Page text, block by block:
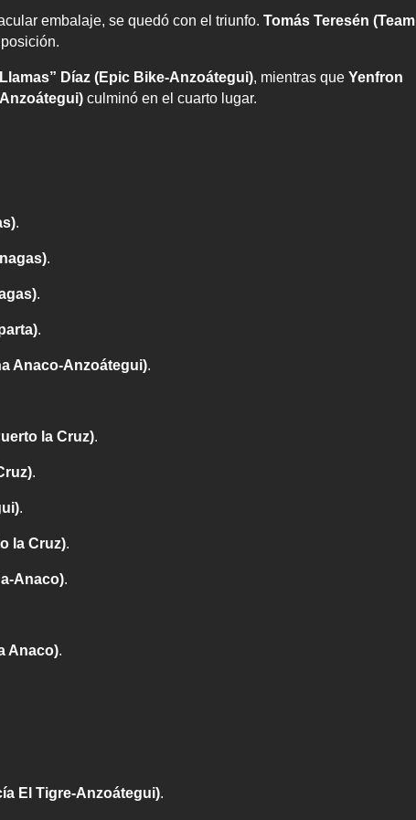
embalaje, se quedó con el triunfo. Tomás Teresén (Team
Díaz (Epic Bike-Anzoátegui), mientras que Yenfron
culminó en el cuarto lugar.
.
.
.
.
Anaco-Anzoátegui).
la Cruz).
.
.
la Cruz).
Anaco).
Anaco).
El Tigre-Anzoátegui).